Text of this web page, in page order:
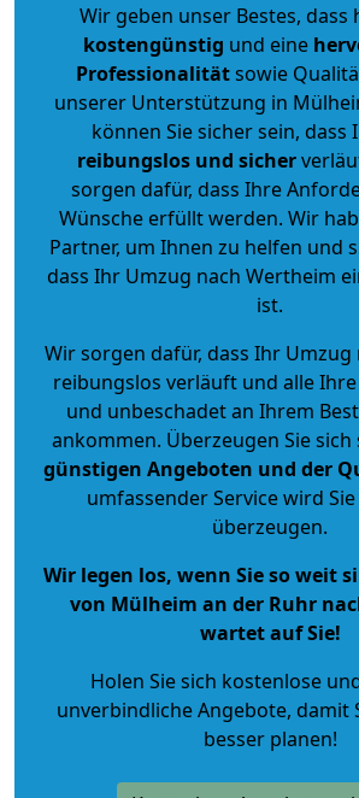
Wir geben unser Bestes, dass
kostengünstig und eine
Professionalitätsowie
unserer Unterstützung in
können Sie sicher sein, dass
reibungslos und sicher
sorgen dafür, dass Ihre
Wünsche erfüllt werden. Wir
Partner, um Ihnen zu helfen und
dass Ihr Umzug nach Wertheim
ist.
Wir sorgen dafür, dass Ihr
reibungslos verläuft und alle Ihre
und unbeschadet an Ihrem
ankommen. Überzeugen Sie sich
günstigen Angeboten und der
umfassender Service wird
überzeugen.
Wir legen los, wenn Sie so weit
von Mülheim an der Ruhr
wartet auf Sie!
Holen Sie sich kostenlose
unverbindliche Angebote, damit
besser planen!